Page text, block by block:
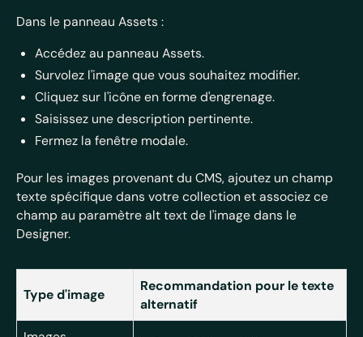
Dans le panneau Assets :
Accédez au panneau Assets.
Survolez l'image que vous souhaitez modifier.
Cliquez sur l'icône en forme d'engrenage.
Saisissez une description pertinente.
Fermez la fenêtre modale.
Pour les images provenant du CMS, ajoutez un champ
texte spécifique dans votre collection et associez ce
champ au paramètre alt text de l'image dans le
Designer.
Type d'image
Recommandation pour le texte
alternatif